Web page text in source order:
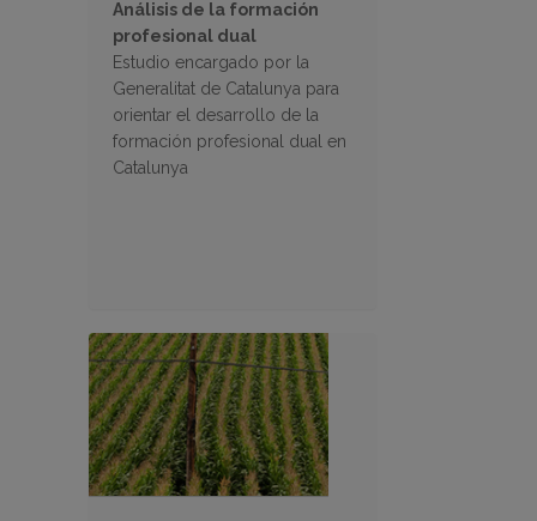
Análisis de la formación
profesional dual
Estudio encargado por la
Generalitat de Catalunya para
orientar el desarrollo de la
formación profesional dual en
Catalunya